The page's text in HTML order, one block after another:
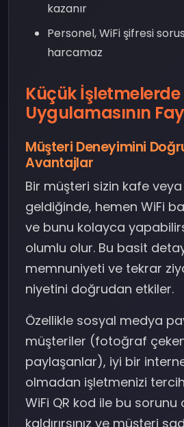
kazanır
Personel, WiFi şifresi
harcamaz
Küçük İşletmelerde
Uygulamasının
Müşteri Deneyimini
Avantajlar
Bir müşteri sizin kafe
geldiğinde, hemen WiFi
ve bunu kolayca
olumlu olur. Bu basit
memnuniyeti ve tekrar
niyetini doğrudan etkiler.
Özellikle sosyal medya
müşteriler (fotoğraf
paylaşanlar), iyi bir
olmadan işletmenizi
WiFi QR kod ile bu
kaldırırsınız ve müşteri